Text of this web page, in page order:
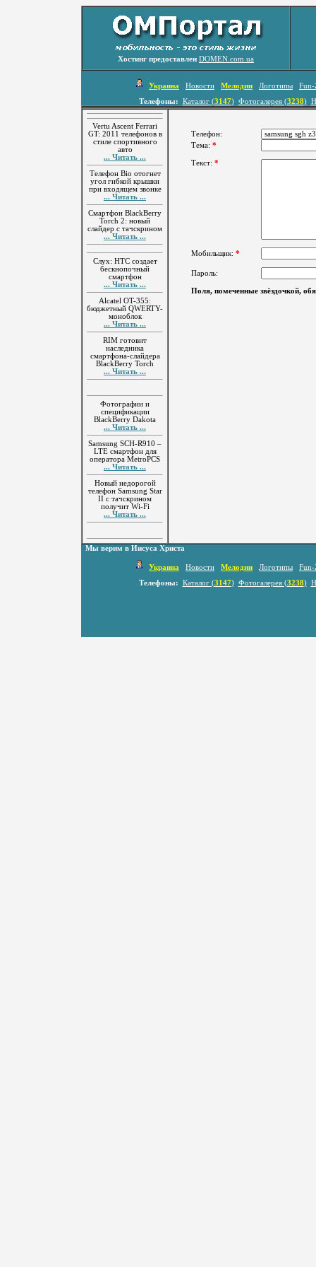
Хостинг предоставлен DOMEN.com.ua
Украина Новости Мелодии Логотипы
Fun-
Телефоны:
Каталог (3147) Фотогалерея (3238)
Vertu Ascent Ferrari
GT: 2011 телефонов в
стиле спортивного
авто
... Читать ...
Телефон Bio отогнет
угол гибкой крышки
при входящем звонке
... Читать ...
Смартфон BlackBerry
Torch 2: новый
слайдер с тачскрином
... Читать ...
Слух: HTC создает
бескнопочный
смартфон
... Читать ...
Alcatel OT-355:
бюджетный QWERTY-
моноблок
... Читать ...
RIM готовит
наследника
смартфона-слайдера
BlackBerry Torch
... Читать ...
Фотографии и
спецификации
BlackBerry Dakota
... Читать ...
Samsung SCH-R910 –
LTE смартфон для
оператора MetroPCS
... Читать ...
Новый недорогой
телефон Samsung Star
II с тачскрином
получит Wi-Fi
... Читать ...
Телефон:
Тема: *
Текст: *
Мобильщик: *
Пароль:
Поля, помеченные звёздочкой,
Мы верим в Иисуса Христа
Украина Новости Мелодии Логотипы
Fun-
Телефоны:
Каталог (3147) Фотогалерея (3238)